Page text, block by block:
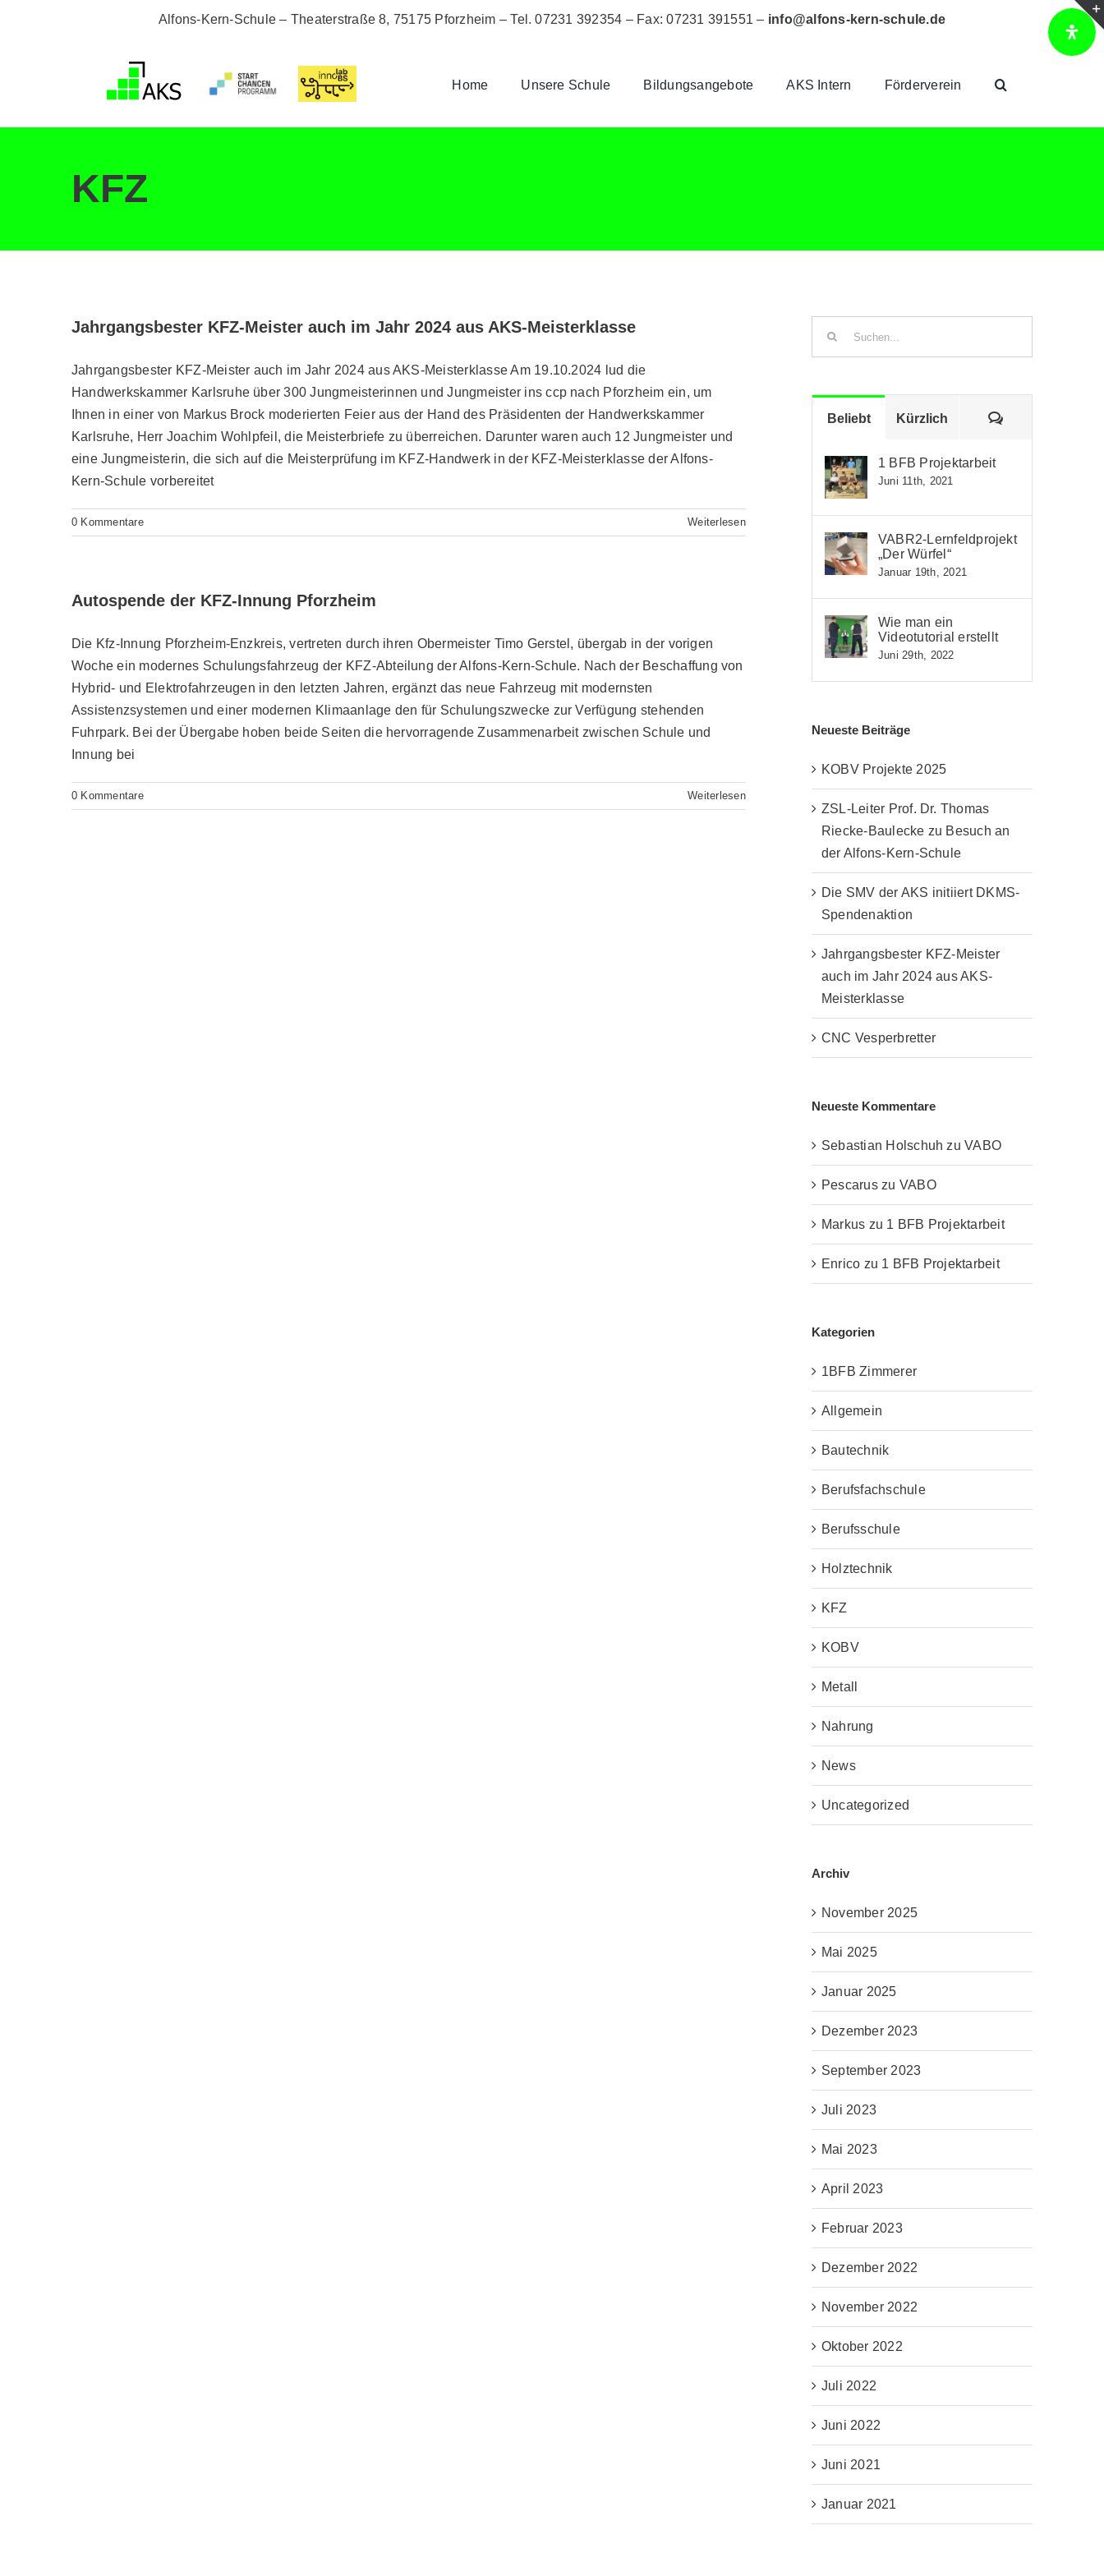
Alfons-Kern-Schule – Theaterstraße 8, 75175 Pforzheim –Tel. 07231 392354 – Fax: 07231 391551 – info@alfons-kern-schule.de
Home Unsere Schule Bildungsangebote AKS Intern Förderverein
KFZ
Jahrgangsbester KFZ-Meister auch im Jahr 2024 aus AKS-Meisterklasse
Jahrgangsbester KFZ-Meister auch im Jahr 2024 aus AKS-Meisterklasse Am 19.10.2024 lud die
Handwerkskammer Karlsruhe über 300 Jungmeisterinnen und Jungmeister ins ccp nach Pforzheim ein, um
Ihnen in einer von Markus Brock moderierten Feier aus der Hand des Präsidenten der Handwerkskammer
Karlsruhe, Herr Joachim Wohlpfeil, die Meisterbriefe zu überreichen. Darunter waren auch 12 Jungmeister und
eine Jungmeisterin, die sich auf die Meisterprüfung im KFZ-Handwerk in der KFZ-Meisterklasse der Alfons-
Kern-Schule vorbereitet
0 Kommentare Weiterlesen
Autospende der KFZ-Innung Pforzheim
Die Kfz-Innung Pforzheim-Enzkreis, vertreten durch ihren Obermeister Timo Gerstel, übergab in der vorigen
Woche ein modernes Schulungsfahrzeug der KFZ-Abteilung der Alfons-Kern-Schule. Nach der Beschaffung von
Hybrid- und Elektrofahrzeugen in den letzten Jahren, ergänzt das neue Fahrzeug mit modernsten
Assistenzsystemen und einer modernen Klimaanlage den für Schulungszwecke zur Verfügung stehenden
Fuhrpark. Bei der Übergabe hoben beide Seiten die hervorragende Zusammenarbeit zwischen Schule und
Innung bei
0 Kommentare Weiterlesen
Beliebt Kürzlich Kommentare
1 BFB Projektarbeit
Juni 11th, 2021
VABR2-Lernfeldprojekt
„Der Würfel“
Januar 19th, 2021
Wie man ein
Videotutorial erstellt
Juni 29th, 2022
Neueste Beiträge
KOBV Projekte 2025
ZSL-Leiter Prof. Dr. Thomas
Riecke-Baulecke zu Besuch an
der Alfons-Kern-Schule
Die SMV der AKS initiiert DKMS-
Spendenaktion
Jahrgangsbester KFZ-Meister
auch im Jahr 2024 aus AKS-
Meisterklasse
CNC Vesperbretter
Neueste Kommentare
Sebastian Holschuh zuVABO
Pescaruszu VABO
Markus zu 1 BFB Projektarbeit
Enrico zu 1 BFB Projektarbeit
Kategorien
1BFB Zimmerer
Allgemein
Bautechnik
Berufsfachschule
Berufsschule
Holztechnik
KFZ
KOBV
Metall
Nahrung
News
Uncategorized
Archiv
November 2025
Mai 2025
Januar 2025
Dezember 2023
September 2023
Juli 2023
Mai 2023
April 2023
Februar 2023
Dezember 2022
November 2022
Oktober 2022
Juli 2022
Juni 2022
Juni 2021
Januar 2021